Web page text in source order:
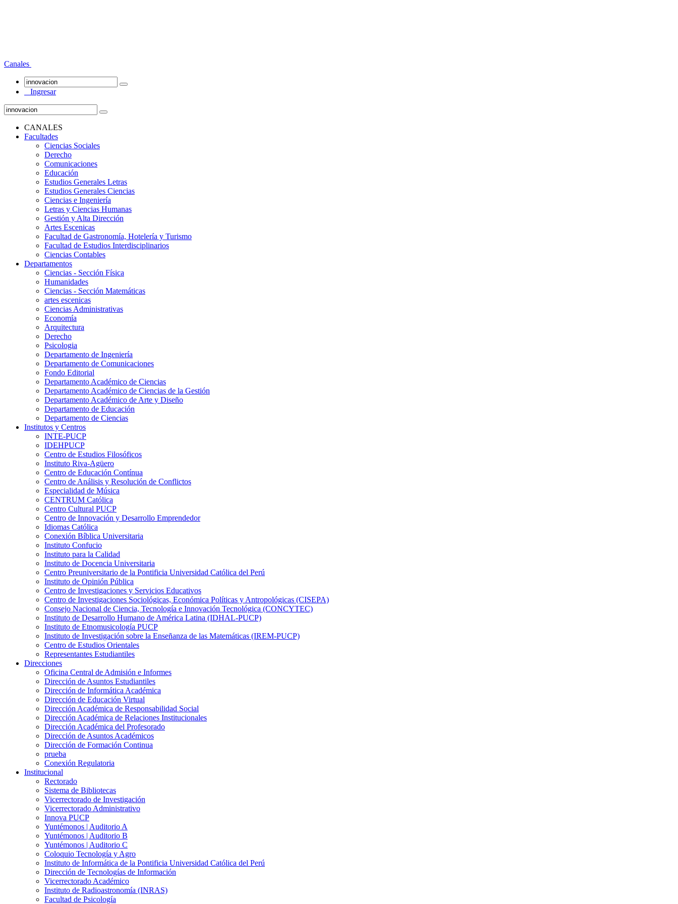
Canales
Ingresar
CANALES
Facultades
Ciencias Sociales
Derecho
Comunicaciones
Educación
Estudios Generales Letras
Estudios Generales Ciencias
Ciencias e Ingeniería
Letras y Ciencias Humanas
Gestión y Alta Dirección
Artes Escenicas
Facultad de Gastronomía, Hotelería y Turismo
Facultad de Estudios Interdisciplinarios
Ciencias Contables
Departamentos
Ciencias - Sección Física
Humanidades
Ciencias - Sección Matemáticas
artes escenicas
Ciencias Administrativas
Economía
Arquitectura
Derecho
Psicologia
Departamento de Ingeniería
Departamento de Comunicaciones
Fondo Editorial
Departamento Académico de Ciencias
Departamento Académico de Ciencias de la Gestión
Departamento Académico de Arte y Diseño
Departamento de Educación
Departamento de Ciencias
Institutos y Centros
INTE-PUCP
IDEHPUCP
Centro de Estudios Filosóficos
Instituto Riva-Agüero
Centro de Educación Contínua
Centro de Análisis y Resolución de Conflictos
Especialidad de Música
CENTRUM Católica
Centro Cultural PUCP
Centro de Innovación y Desarrollo Emprendedor
Idiomas Católica
Conexión Bíblica Universitaria
Instituto Confucio
Instituto para la Calidad
Instituto de Docencia Universitaria
Centro Preuniversitario de la Pontificia Universidad Católica del Perú
Instituto de Opinión Pública
Centro de Investigaciones y Servicios Educativos
Centro de Investigaciones Sociológicas, Económica Políticas y Antropológicas (CISEPA)
Consejo Nacional de Ciencia, Tecnología e Innovación Tecnológica (CONCYTEC)
Instituto de Desarrollo Humano de América Latina (IDHAL-PUCP)
Instituto de Etnomusicología PUCP
Instituto de Investigación sobre la Enseñanza de las Matemáticas (IREM-PUCP)
Centro de Estudios Orientales
Representantes Estudiantiles
Direcciones
Oficina Central de Admisión e Informes
Dirección de Asuntos Estudiantiles
Dirección de Informática Académica
Dirección de Educación Virtual
Dirección Académica de Responsabilidad Social
Dirección Académica de Relaciones Institucionales
Dirección Académica del Profesorado
Dirección de Asuntos Académicos
Dirección de Formación Continua
prueba
Conexión Regulatoria
Institucional
Rectorado
Sistema de Bibliotecas
Vicerrectorado de Investigación
Vicerrectorado Administrativo
Innova PUCP
Yuntémonos | Auditorio A
Yuntémonos | Auditorio B
Yuntémonos | Auditorio C
Coloquio Tecnología y Agro
Instituto de Informática de la Pontificia Universidad Católica del Perú
Dirección de Tecnologías de Información
Vicerrectorado Académico
Instituto de Radioastronomía (INRAS)
Facultad de Psicología